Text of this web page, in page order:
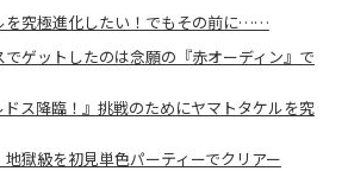
を究極進化したい！でもその前に……
ゲットしたのは念願の『赤オーディン』で
ス降臨！』挑戦のためにヤマトタケルを究
獄級を初見単色パーティーでクリアー